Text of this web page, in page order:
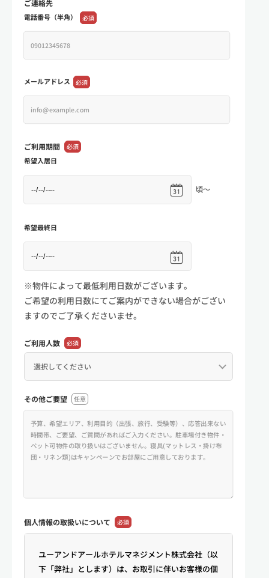
ご連絡先
電話番号（半角） 必須
メールアドレス 必須
ご利用期間 必須
希望入居日
頃～
希望最終日
※物件によって最低利用日数がございます。
ご希望の利用日数にてご案内ができない場合がござい
ますのでご了承くださいませ。
ご利用人数 必須
その他ご要望 任意
個人情報の取扱いについて 必須
ユーアンドアールホテルマネジメント株式会社（以
下「弊社」とします）は、お取引に伴いお客様の個